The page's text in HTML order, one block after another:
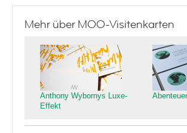
Mehr über MOO-Visitenkarten
Anthony Wybornys Luxe-
Effekt